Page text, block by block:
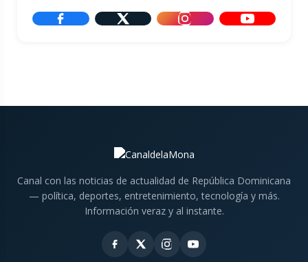
Canal con las noticias de actualidad de República Dominicana
— política, deportes, entretenimiento, tecnología y más.
Información veraz y al instante.